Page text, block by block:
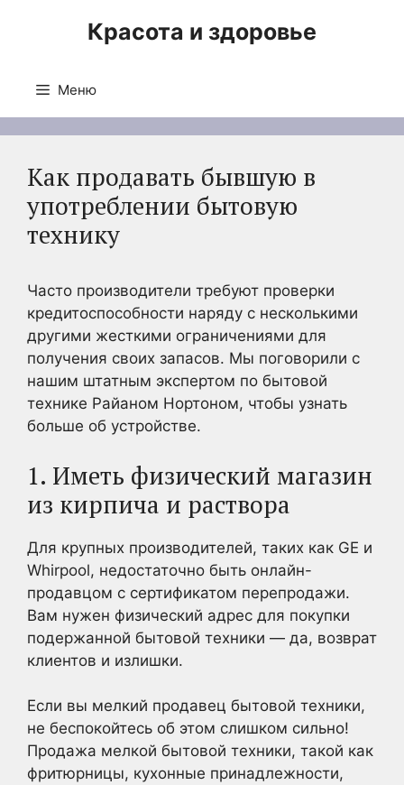
Красота и здоровье
Меню
Как продавать бывшую в
употреблении бытовую
технику
Часто производители требуют проверки
кредитоспособности наряду с несколькими
другими жесткими ограничениями для
получения своих запасов. Мы поговорили с
нашим штатным экспертом по бытовой
технике Райаном Нортоном, чтобы узнать
больше об устройстве.
1. Иметь физический магазин
из кирпича и раствора
Для крупных производителей, таких как GE и
Whirpool, недостаточно быть онлайн-
продавцом с сертификатом перепродажи.
Вам нужен физический адрес для покупки
подержанной бытовой техники — да, возврат
клиентов и излишки.
Если вы мелкий продавец бытовой техники,
не беспокойтесь об этом слишком сильно!
Продажа мелкой бытовой техники, такой как
фритюрницы, кухонные принадлежности,